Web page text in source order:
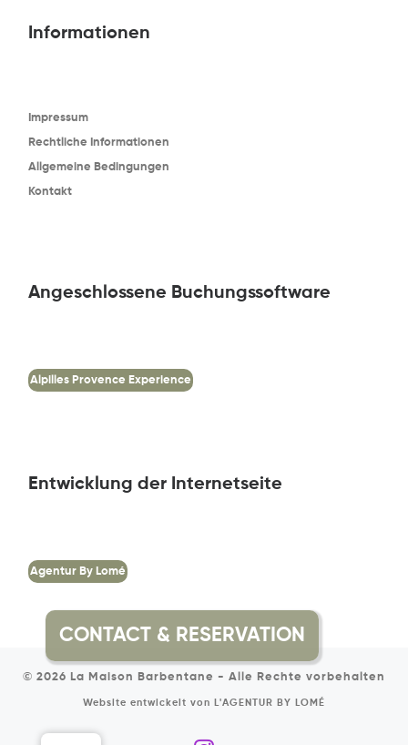
Informationen
Impressum
Rechtliche Informationen
Allgemeine Bedingungen
Kontakt
Angeschlossene Buchungssoftware
Alpilles Provence Experience
Entwicklung der Internetseite
Agentur By Lomé
© 2026 La Maison Barbentane - Alle Rechte vorbehalten
Website entwickelt von L'AGENTUR BY LOMÉ